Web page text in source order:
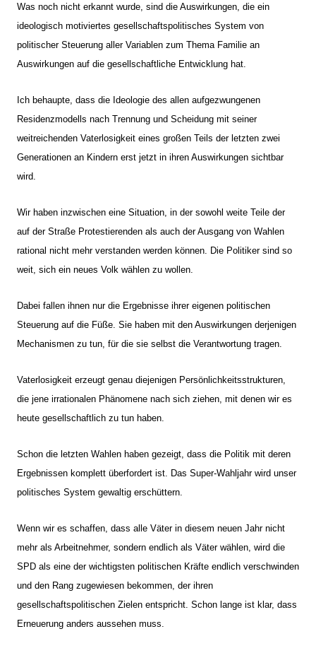
Was noch nicht erkannt wurde, sind die Auswirkungen, die ein
ideologisch motiviertes gesellschaftspolitisches System von
politischer Steuerung aller Variablen zum Thema Familie an
Auswirkungen auf die gesellschaftliche Entwicklung hat.
Ich behaupte, dass die Ideologie des allen aufgezwungenen
Residenzmodells nach Trennung und Scheidung mit seiner
weitreichenden Vaterlosigkeit eines großen Teils der letzten zwei
Generationen an Kindern erst jetzt in ihren Auswirkungen sichtbar
wird.
Wir haben inzwischen eine Situation, in der sowohl weite Teile der
auf der Straße Protestierenden als auch der Ausgang von Wahlen
rational nicht mehr verstanden werden können. Die Politiker sind so
weit, sich ein neues Volk wählen zu wollen.
Dabei fallen ihnen nur die Ergebnisse ihrer eigenen politischen
Steuerung auf die Füße. Sie haben mit den Auswirkungen derjenigen
Mechanismen zu tun, für die sie selbst die Verantwortung tragen.
Vaterlosigkeit erzeugt genau diejenigen Persönlichkeitsstrukturen,
die jene irrationalen Phänomene nach sich ziehen, mit denen wir es
heute gesellschaftlich zu tun haben.
Schon die letzten Wahlen haben gezeigt, dass die Politik mit deren
Ergebnissen komplett überfordert ist. Das Super-Wahljahr wird unser
politisches System gewaltig erschüttern.
Wenn wir es schaffen, dass alle Väter in diesem neuen Jahr nicht
mehr als Arbeitnehmer, sondern endlich als Väter wählen, wird die
SPD als eine der wichtigsten politischen Kräfte endlich verschwinden
und den Rang zugewiesen bekommen, der ihren
gesellschaftspolitischen Zielen entspricht. Schon lange ist klar, dass
Erneuerung anders aussehen muss.